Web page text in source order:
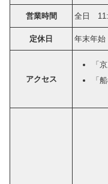
営業時間 全日
定休日 年末年始
アクセス
「
「